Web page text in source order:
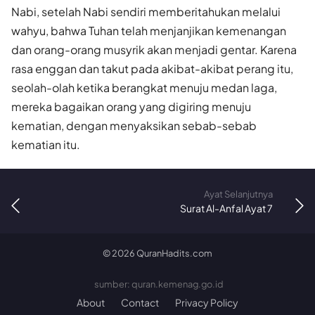
Nabi, setelah Nabi sendiri memberitahukan melalui
wahyu, bahwa Tuhan telah menjanjikan kemenangan
dan orang-orang musyrik akan menjadi gentar. Karena
rasa enggan dan takut pada akibat-akibat perang itu,
seolah-olah ketika berangkat menuju medan laga,
mereka bagaikan orang yang digiring menuju
kematian, dengan menyaksikan sebab-sebab
kematian itu.
Ayat Selanjutnya
Surat Al-Anfal Ayat 7
©2026 QuranHadits.com
sumber: quran.kemenag.go.id
About Contact Privacy Policy